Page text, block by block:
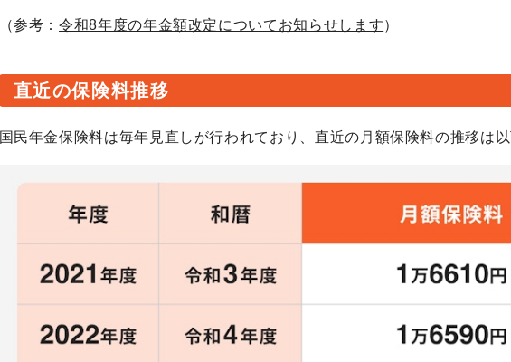
（参考：令和8年度の年金額改定についてお知らせします）
直近の保険料推移
国民年金保険料は毎年見直しが行われており、直近の月額保険料の推移は以